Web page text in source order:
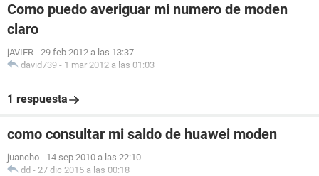
Como puedo averiguar mi numero de moden
claro
jAVIER - 29 feb 2012 a las 13:37
david739 - 1 mar 2012 a las 01:03
1 respuesta
como consultar mi saldo de huawei moden
juancho - 14 sep 2010 a las 22:10
dd - 27 dic 2015 a las 00:18